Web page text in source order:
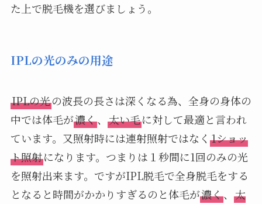
た上で脱毛機を選びましょう。
IPLの光のみの用途
IPLの光の波長の長さは深くなる為、全身の身体の
中では体毛が濃く、 太い毛に対して最適と言われ
ています。又照射時には連射照射ではなく 1ショッ
ト照射になります。つまりは１秒間に1回のみの光
を照射出来ます。ですがIPL脱毛で全身脱毛をする
となると時間がかかりすぎるのと体毛が濃く、 太